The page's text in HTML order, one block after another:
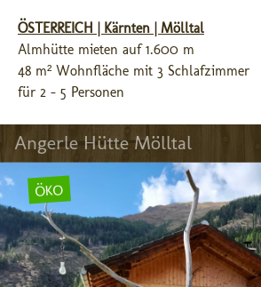
ÖSTERREICH | Kärnten | Mölltal
Almhütte mieten auf 1.600 m
48 m² Wohnfläche mit 3 Schlafzimmer
für 2 - 5 Personen
Angerle Hütte Mölltal
ÖKO